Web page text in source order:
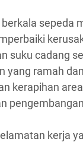
sepeda
suku cadang
yang ramah
kerapihan
kerja